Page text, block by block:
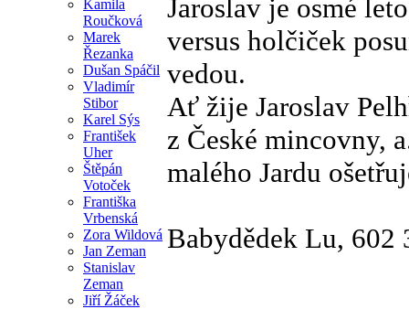
Kamila
Roučková
Marek
Řezanka
Dušan Spáčil
Vladimír
Stibor
Karel Sýs
František
Uher
Štěpán
Votoček
Františka
Vrbenská
Zora Wildová
Jan Zeman
Stanislav
Zeman
Jiří Žáček
Jaroslav je osmé
versus holčiček
vedou.
Ať žije Jaroslav
z České mincovny,
malého Jardu
Babydědek Lu, 602